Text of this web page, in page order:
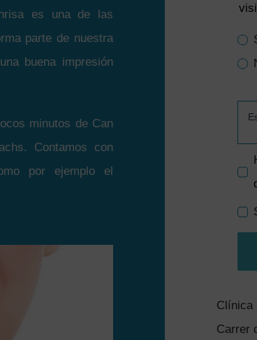
es una de las
parte de nuestra
buena impresión
minutos de Can
Contamos con
por ejemplo el
Clínica
Carrer